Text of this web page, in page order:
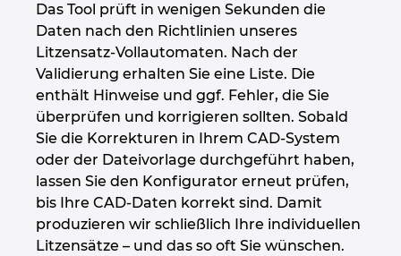
Das Tool prüft in wenigen Sekunden die
Daten nach den Richtlinien unseres
Litzensatz-Vollautomaten. Nach der
Validierung erhalten Sie eine Liste. Die
enthält Hinweise und ggf. Fehler, die Sie
überprüfen und korrigieren sollten. Sobald
Sie die Korrekturen in Ihrem CAD-System
oder der Dateivorlage durchgeführt haben,
lassen Sie den Konfigurator erneut prüfen,
bis Ihre CAD-Daten korrekt sind. Damit
produzieren wir schließlich Ihre individuellen
Litzensätze – und das so oft Sie wünschen.